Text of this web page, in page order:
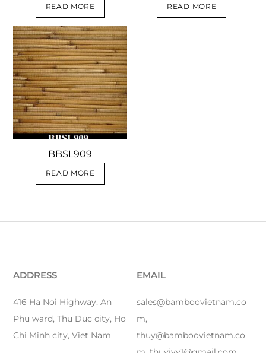
READ MORE READ MORE
BBSL909
READ MORE
ADDRESS
416 Ha Noi Highway, An
Phu ward, Thu Duc city, Ho
Chi Minh city, Viet Nam
EMAIL
sales@bamboovietnam.co
m,
thuy@bamboovietnam.co